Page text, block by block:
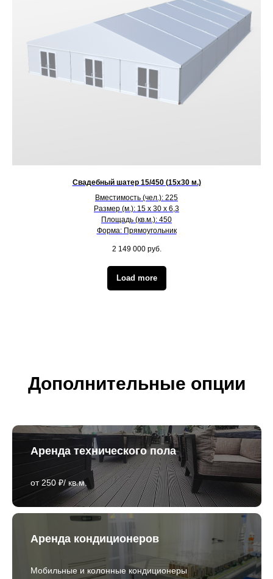
Свадебный шатер 15/450 (15х30 м.)
Вместимость (чел.): 225
Размер (м.): 15 х 30 х 6,3
Площадь (кв.м.): 450
Форма: Прямоугольник
2 149 000 руб.
Load more
Дополнительные опции
Аренда технического пола
от 250 ₽/ кв.м.
Аренда кондиционеров
Мобильные и колонные кондиционеры